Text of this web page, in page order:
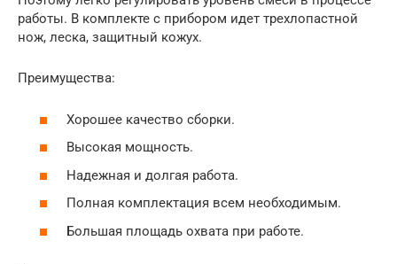
работы. В комплекте с прибором идет трехлопастной
нож, леска, защитный кожух.
Преимущества:
Хорошее качество сборки.
Высокая мощность.
Надежная и долгая работа.
Полная комплектация всем необходимым.
Большая площадь охвата при работе.